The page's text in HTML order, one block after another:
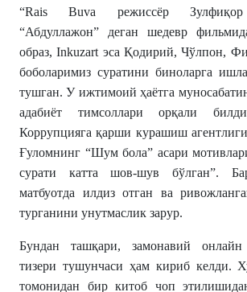
“Rais Buva режиссёр Зулфиқор
“Абдуллажон” деган шедевр
образ, Inkuzart эса Қодирий, Чўлпон,
боболаримиз суратини биноларга
тушган. У ижтимоий ҳаётга
адабиёт тимсоллари орқали
Коррупцияга қарши курашиш
Ғуломнинг “Шум бола” асари
сурати катта шов-шув бўлган”.
матбуотда илдиз отган ва
турганини унутмаслик зарур.
Бундан ташқари, замонавий
тизери тушунчаси ҳам кириб келди.
томонидан бир китоб чоп